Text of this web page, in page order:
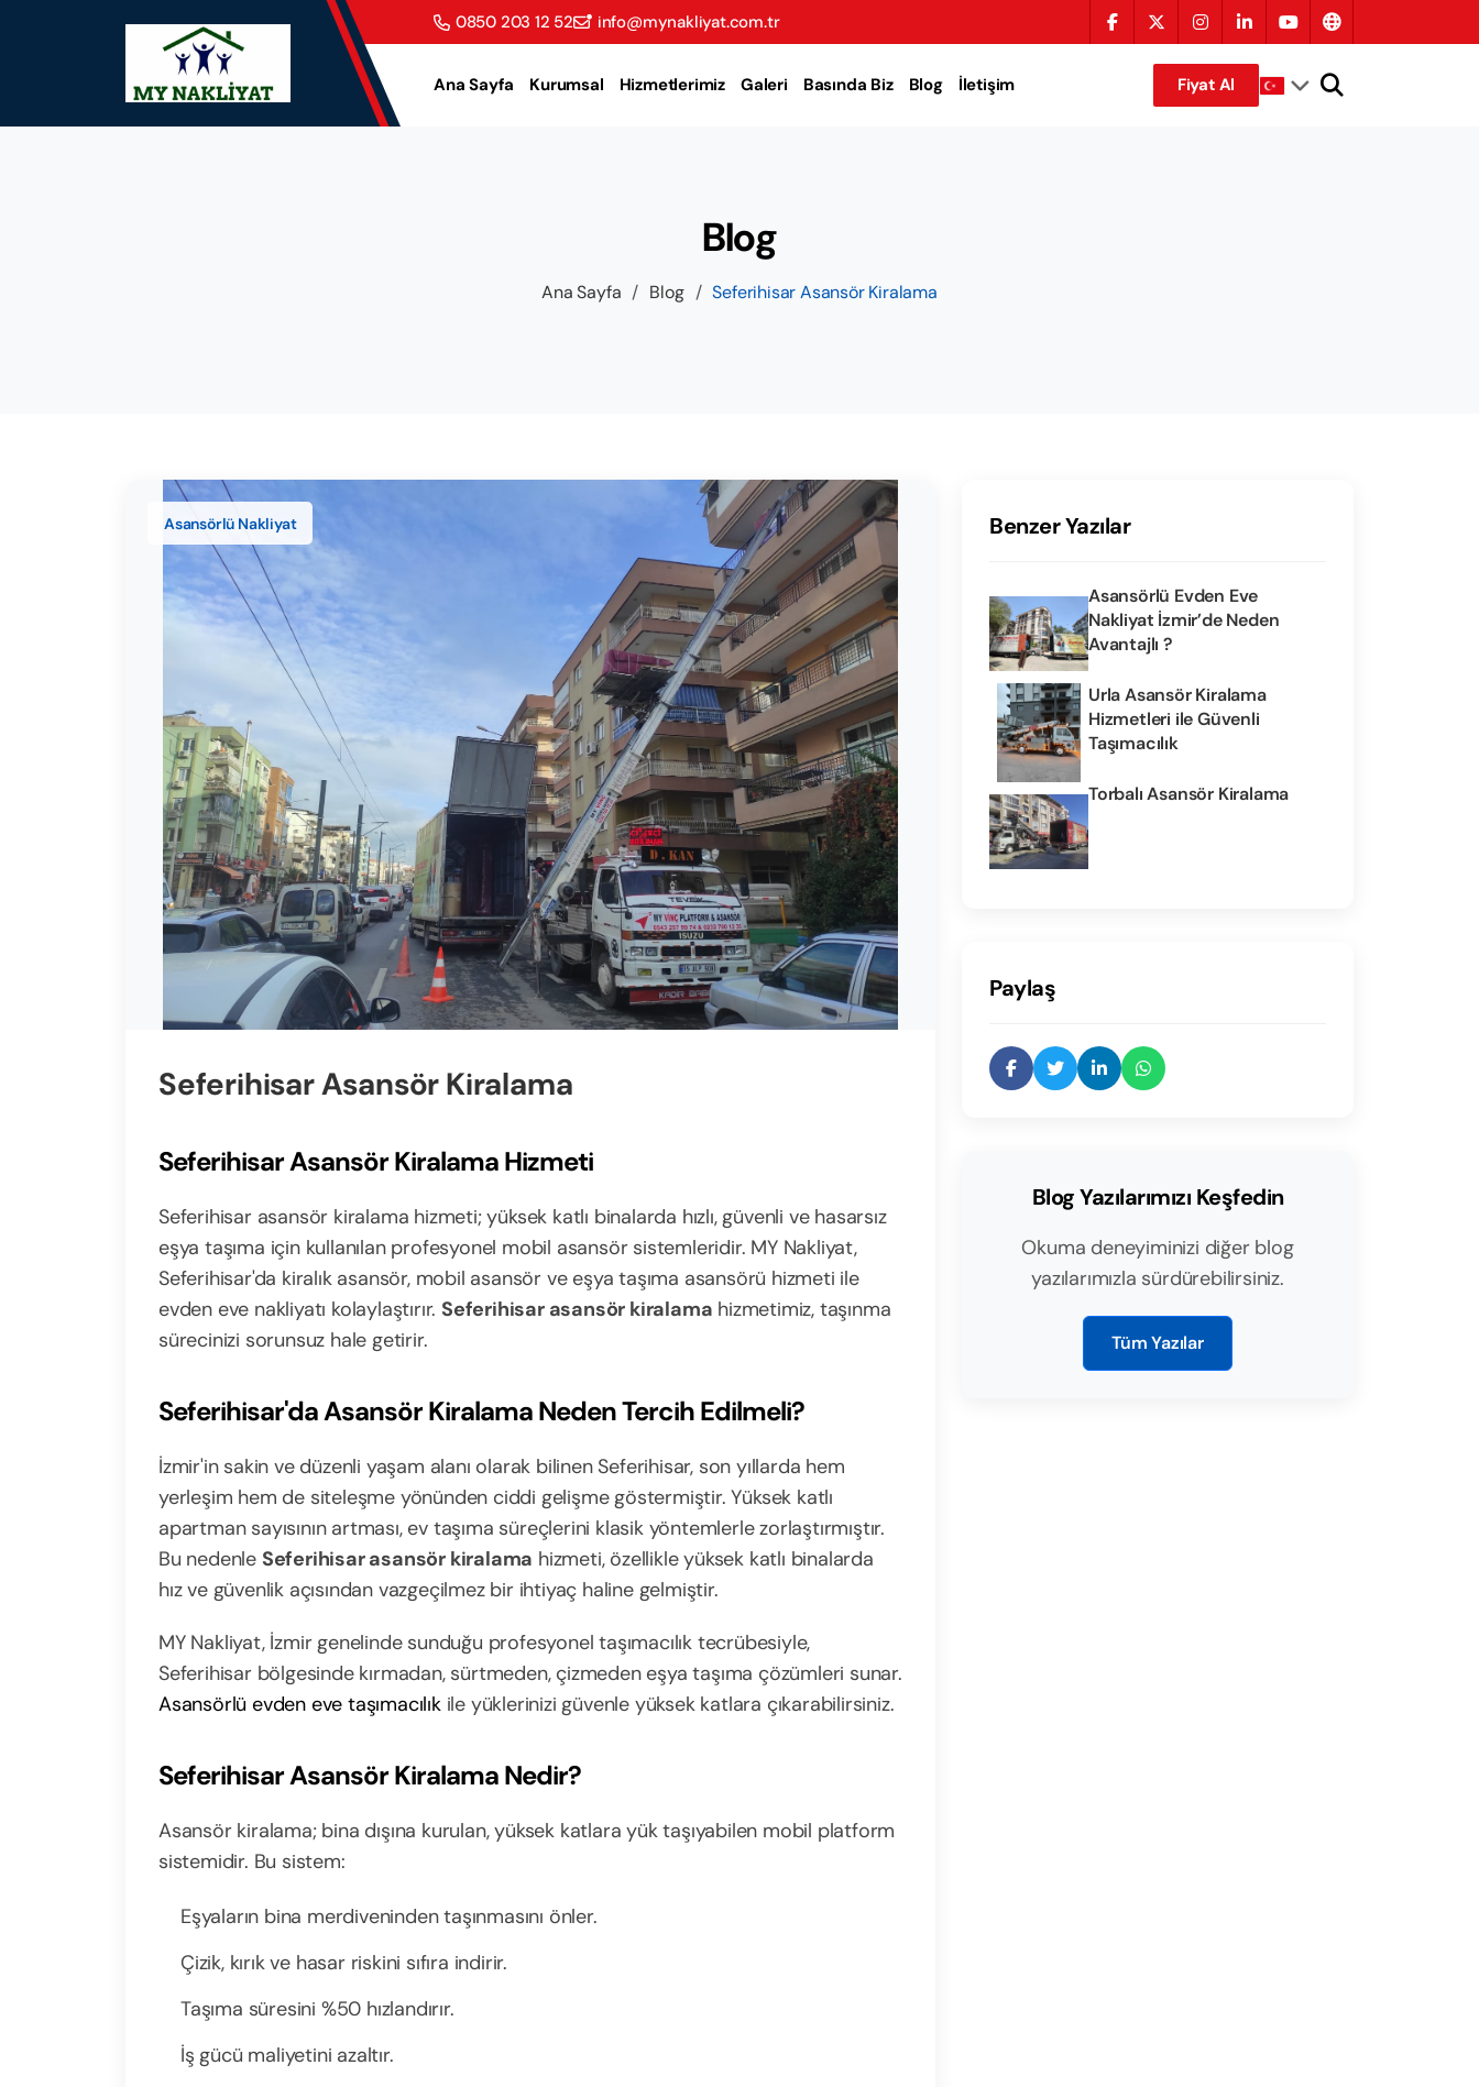
0850 203 12 52 info@mynakliyat.com.tr
Ana Sayfa Kurumsal Hizmetlerimiz Galeri Basında Biz Blog İletişim Fiyat Al
Blog
Ana Sayfa / Blog / Seferihisar Asansör Kiralama
Asansörlü Nakliyat
Seferihisar Asansör Kiralama
Seferihisar Asansör Kiralama Hizmeti
Seferihisar asansör kiralama hizmeti; yüksek katlı binalarda hızlı, güvenli ve hasarsız
eşya taşıma için kullanılan profesyonel mobil asansör sistemleridir. MY Nakliyat,
Seferihisar'da kiralık asansör, mobil asansör ve eşya taşıma asansörü hizmeti ile
evden eve nakliyatı kolaylaştırır. Seferihisar asansör kiralama hizmetimiz, taşınma
sürecinizi sorunsuz hale getirir.
Seferihisar'da Asansör Kiralama Neden Tercih Edilmeli?
İzmir'in sakin ve düzenli yaşam alanı olarak bilinen Seferihisar, son yıllarda hem
yerleşim hem de siteleşme yönünden ciddi gelişme göstermiştir. Yüksek katlı
apartman sayısının artması, ev taşıma süreçlerini klasik yöntemlerle zorlaştırmıştır.
Bu nedenle Seferihisar asansör kiralama hizmeti, özellikle yüksek katlı binalarda
hız ve güvenlik açısından vazgeçilmez bir ihtiyaç haline gelmiştir.
MY Nakliyat, İzmir genelinde sunduğu profesyonel taşımacılık tecrübesiyle,
Seferihisar bölgesinde kırmadan, sürtmeden, çizmeden eşya taşıma çözümleri sunar.
Asansörlü evden eve taşımacılıkile yüklerinizi güvenle yüksek katlara çıkarabilirsiniz.
Seferihisar Asansör Kiralama Nedir?
Asansör kiralama; bina dışına kurulan, yüksek katlara yük taşıyabilen mobil platform
sistemidir. Bu sistem:
Eşyaların bina merdiveninden taşınmasını önler.
Çizik, kırık ve hasar riskini sıfıra indirir.
Taşıma süresini %50 hızlandırır.
İş gücü maliyetini azaltır.
Benzer Yazılar
Asansörlü Evden Eve
Nakliyat İzmir’de Neden
Avantajlı ?
Urla Asansör Kiralama
Hizmetleri ile Güvenli
Taşımacılık
Torbalı Asansör Kiralama
Paylaş
Blog Yazılarımızı Keşfedin
Okuma deneyiminizi diğer blog
yazılarımızla sürdürebilirsiniz.
Tüm Yazılar